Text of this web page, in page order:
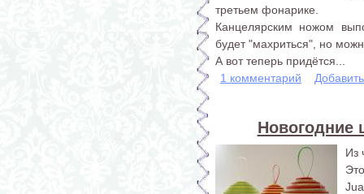
третьем фонарике.
Канцелярским ножом
будет "махриться", но
А вот теперь придётся...
1 комментарий
Новогодние
Из